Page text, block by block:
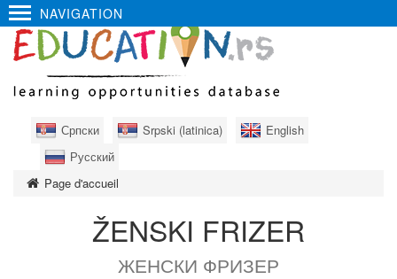
NAVIGATION
Српски Srpski (latinica)
English
Русский
Page d'accueil
ŽENSKI FRIZER
ЖЕНСКИ ФРИЗЕР